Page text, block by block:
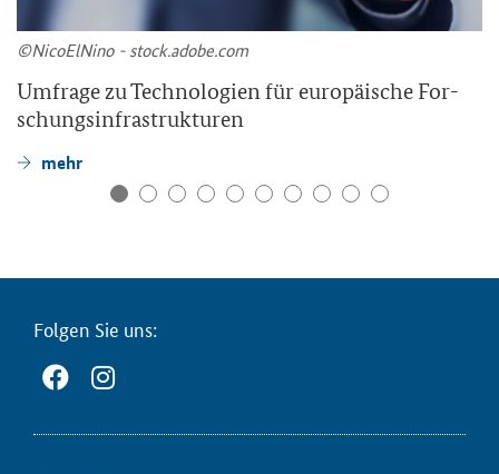
©Ni­co­ElNi­no - stock.adobe.com
Um­fra­ge zu Tech­no­lo­gien für eu­ro­päi­sche For­
schungs­in­fra­struk­tu­ren
mehr
Fol­gen Sie uns: